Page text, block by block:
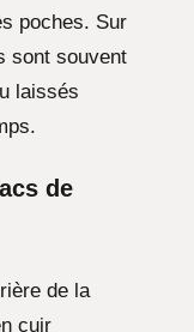
poches. Sur
sont souvent
laissés
de
de la
cuir